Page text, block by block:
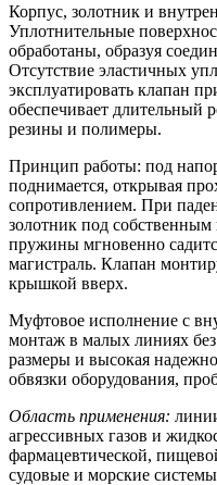
Корпус, золотник и
Уплотнительные
обработаны, образуя
Отсутствие эластичных
эксплуатировать клапан
обеспечивает длительный
резины и полимеры.
Принцип работы: под
поднимается, открывая
сопротивлением. При
золотник под
пружины мгновенно
магистраль. Клапан
крышкой вверх.
Муфтовое исполнение с
монтаж в малых линиях
размеры и высокая
обвязки оборудования,
Область применения:
агрессивных газов и
фармацевтической,
судовые и морские